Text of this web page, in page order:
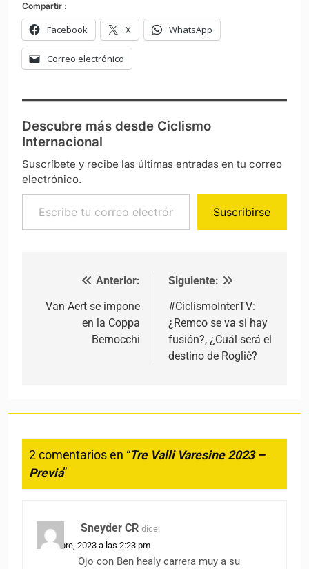
Compartir :
Facebook X WhatsApp
Correo electrónico
Descubre más desde Ciclismo
Internacional
Suscríbete y recibe las últimas entradas en tu correo
electrónico.
Escribe tu correo electrónico…
Suscribirse
Navegación de entradas
Anterior:
Van Aert se impone
en la Coppa
Bernocchi
Siguiente:
#CiclismoInterTV:
¿Remco se va si hay
fusión?, ¿Cuál será el
destino de Roglič?
2 comentarios en “Tre Valli Varesine 2023 –
Previa”
Sneyder CR dice:
2 octubre, 2023 a las 2:23 pm
Ojo con Ben healy carrera muy a su